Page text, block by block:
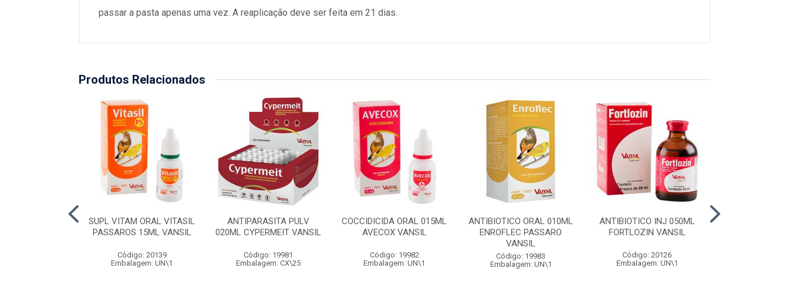
passar a pasta apenas uma vez. A reaplicação deve ser feita em 21 dias.
Produtos Relacionados
SUPL VITAM ORAL VITASIL
PASSAROS 15ML VANSIL
Código: 20139
Embalagem: UN\1
ANTIPARASITA PULV
020ML CYPERMEIT VANSIL
Código: 19981
Embalagem: CX\25
COCCIDICIDA ORAL 015ML
AVECOX VANSIL
Código: 19982
Embalagem: UN\1
ANTIBIOTICO ORAL 010ML
ENROFLEC PASSARO
VANSIL
Código: 19983
Embalagem: UN\1
ANTIBIOTICO INJ 050ML
FORTLOZIN VANSIL
Código: 20126
Embalagem: UN\1